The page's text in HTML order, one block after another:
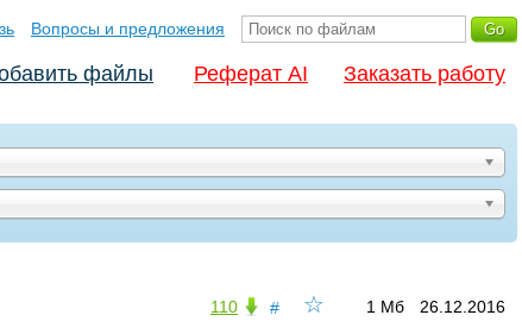
Вопросы и предложения
файлы Реферат AI Заказать работу
☆
# 26.12.2016
1 Мб
110